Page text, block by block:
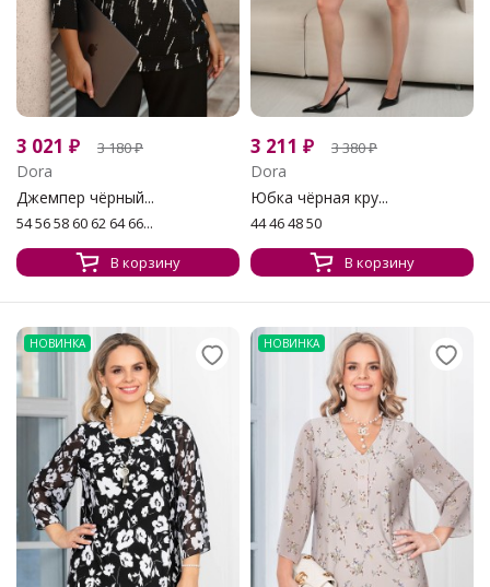
3 021 ₽ 3 180₽
Dora
Джемпер чёрный...
54 56 58 60 62 64 66...
В корзину
3 211 ₽ 3 380₽
Dora
Юбка чёрная кру...
44 46 48 50
В корзину
НОВИНКА НОВИНКА